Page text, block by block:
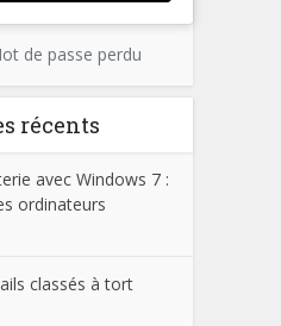
de passe perdu
récents
avec Windows 7 :
ordinateurs
classés à tort